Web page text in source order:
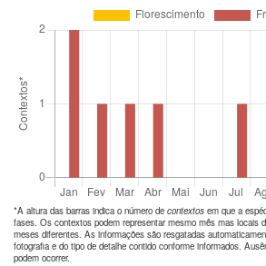
*A altura das barras indica o número de contextos em que a
fases. Os contextos podem representar mesmo mês mas locais
meses diferentes. As informações são resgatadas
fotografia e do tipo de detalhe contido conforme informados.
podem ocorrer.